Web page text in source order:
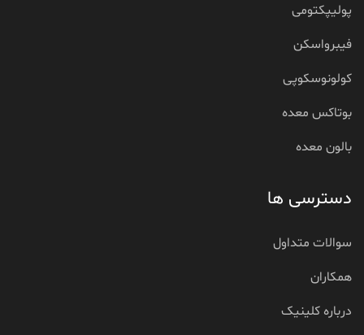
پولیپکتومی
فیبرواسکن
کولونوسکوپی
بوتاکس معده
بالون معده
دسترسی ها
سوالات متداول
همکاران
درباره کلینیک